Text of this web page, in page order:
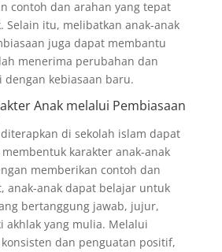
contoh dan arahan yang tepat
Selain itu, melibatkan anak-anak
juga dapat membantu
menerima perubahan dan
dengan kebiasaan baru.
Anak melalui Pembiasaan
di sekolah islam dapat
karakter anak-anak
memberikan contoh dan
anak-anak dapat belajar untuk
bertanggung jawab, jujur,
akhlak yang mulia. Melalui
dan penguatan positif,